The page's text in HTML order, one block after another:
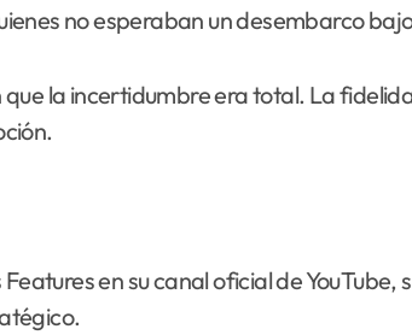
no esperaban un desembarco
la incertidumbre era total. La
en su canal oficial de YouTube,